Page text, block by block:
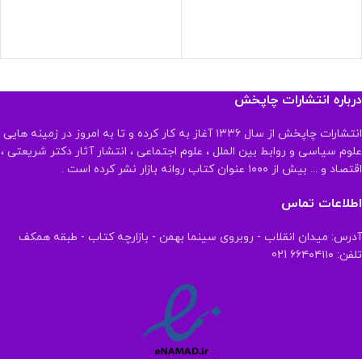
درباره انتشارات چاپخش
انتشارات چاپخش از سال ۱۳۳۶ آغاز به کار کرده و تا به امروز در زمینه هایی
علوم سیاسی و روابط بین الملل ، علوم اجتماعی ، انتشار آثار دکتر شریعتی ،
اقتصاد و ... بیش از ۱۰۰۰ عنوان کتاب روانه بازار نشر کرده است .
اطلاعات تماس
آدرس: میدان انقلاب - روبروی سینما بهمن - بازارچه کتاب - طبقه همکف
تلفن: ۶۶۴۰۴۱۱۰ 021